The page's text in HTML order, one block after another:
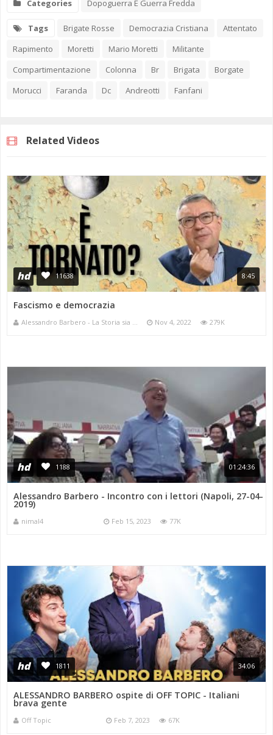
Categories Dopoguerra E Guerra Fredda
Tags Brigate Rosse Democrazia Cristiana
Attentato
Rapimento
Moretti Mario Moretti
Militante
Compartimentazione
Colonna Br Brigata
Borgate
Morucci
Faranda Dc Andreotti Fanfani
Related Videos
hd 11638 8:45
Fascismo e democrazia
Alessandro Barbero - La Storia sia ... Nov 4, 2022 279K
hd 1188 01:24:36
Alessandro Barbero - Incontro con i lettori (Napoli, 27-04-
2019)
nimal4 Feb 15, 2023 77K
hd 1811 34:06
ALESSANDRO BARBERO ospite di OFF TOPIC - Italiani
brava gente
Off Topic Feb 7, 2023 67K